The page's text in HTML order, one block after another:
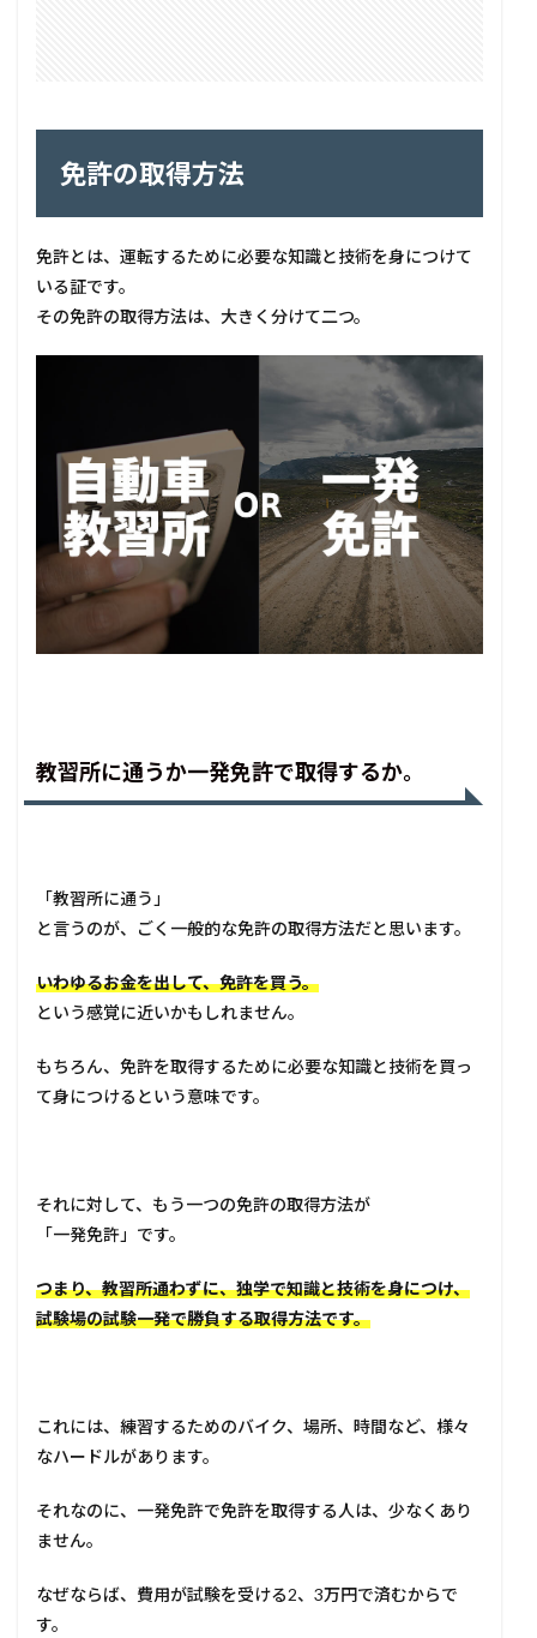
免許の取得方法
免許とは、運転するために必要な知識と技術を身につけて
いる証です。
その免許の取得方法は、大きく分けて二つ。
教習所に通うか一発免許で取得するか。
「教習所に通う」
と言うのが、ごく一般的な免許の取得方法だと思います。
いわゆるお金を出して、免許を買う。
という感覚に近いかもしれません。
もちろん、免許を取得するために必要な知識と技術を買っ
て身につけるという意味です。
それに対して、もう一つの免許の取得方法が
「一発免許」です。
つまり、教習所通わずに、独学で知識と技術を身につけ、
試験場の試験一発で勝負する取得方法です。
これには、練習するためのバイク、場所、時間など、様々
なハードルがあります。
それなのに、一発免許で免許を取得する人は、少なくあり
ません。
なぜならば、費用が試験を受ける2、3万円で済むからで
す。